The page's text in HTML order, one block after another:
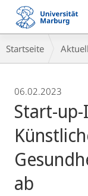
Mobile-
Navigation
Breadcrumb-
Navigation
Startseite
06.02.2023
Start-
ab